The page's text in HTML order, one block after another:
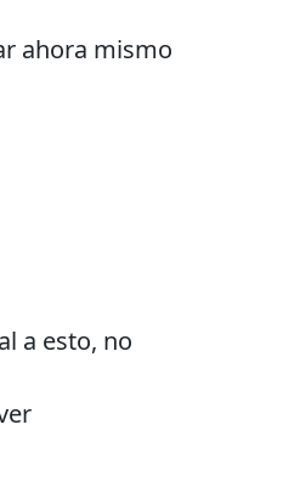
ahora mismo
a esto, no